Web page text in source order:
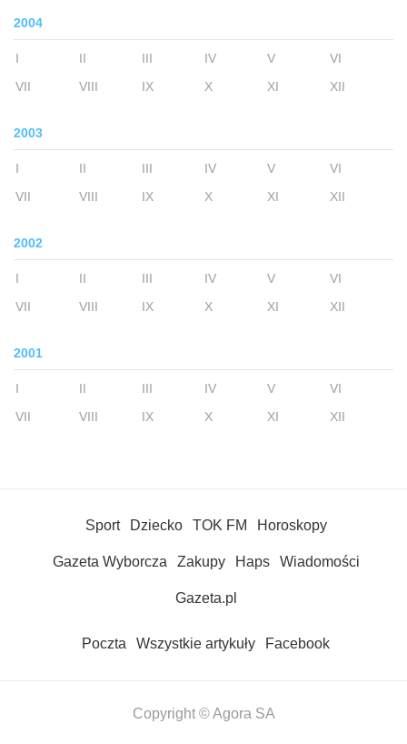
2004
I II III IV V
VI
VII
VIII IX X XI XII
2003
I II III IV V
VI
VII
VIII IX X XI XII
2002
I II III IV V
VI
VII
VIII IX X XI XII
2001
I II III IV V
VI
VII
VIII IX X XI XII
Sport Dziecko TOK FM Horoskopy
Gazeta Wyborcza Zakupy Haps Wiadomości
Gazeta.pl
Poczta Wszystkie artykuły Facebook
Copyright © Agora SA